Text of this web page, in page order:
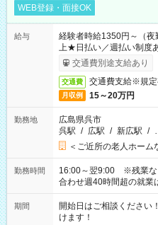
WEB登録・面接OK
給与
経験者時給1350円～（
上★日払い／週払い制度
は手続き完了次第のお支
交通費別途支給あり
交通費 交通費支給※規
月収例 15～20万円
勤務地
広島県呉市
呉駅 / 広駅 / 新広駅 /
＜ご近所の老人ホーム
勤務時間
16:00～翌9:00 ※残業なし！ ※Wワークの場合、他の
合わせ週40時間超の就
週20時間以上勤務は社
派遣法（日雇い派遣の原
業はご案内が難しい場合
期間
開始日はご相談くださ
けます！